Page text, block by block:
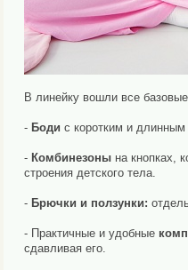
В линейку вошли все
- Боди с коротким и
- Комбинезонына кнопках,
строения детского тела.
- Брючки и ползунки:
- Практичные и удобные
сдавливая его.